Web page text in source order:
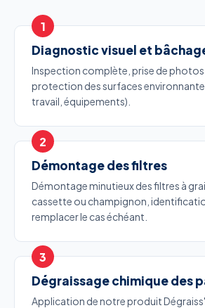
Diagnostic visuel et
Inspection complète, prise de photos
protection des surfaces
travail, équipements).
Démontage des filtres
Démontage minutieux des filtres à
cassette ou champignon,
remplacer le cas échéant.
Dégraissage chimique des
Application de notre produit